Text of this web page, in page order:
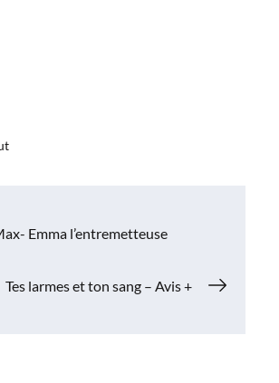
Emma l’entremetteuse
Tes larmes et ton sang – Avis +